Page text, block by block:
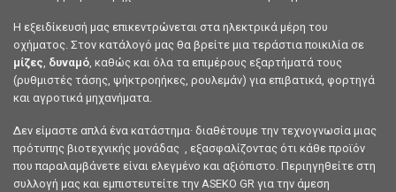
Η εξειδίκευσή μας επικεντρώνεται στα ηλεκτρικά μέρη του
οχήματος. Στον κατάλογό μας θα βρείτε μια τεράστια ποικιλία σε
μίζες, δυναμό, καθώς και όλα τα επιμέρους εξαρτήματά τους
(ρυθμιστές τάσης, ψήκτροηήκες, ρουλεμάν) για επιβατικά, φορτηγά
και αγροτικά μηχανήματα.
Δεν είμαστε απλά ένα κατάστημα· διαθέτουμε την τεχνογνωσία μιας
πρότυπης βιοτεχνικής μονάδας , εξασφαλίζοντας ότι κάθε προϊόν
που παραλαμβάνετε είναι ελεγμένο και αξιόπιστο. Περιηγηθείτε στη
συλλογή μας και εμπιστευτείτε την ASEKO GR για την άμεση